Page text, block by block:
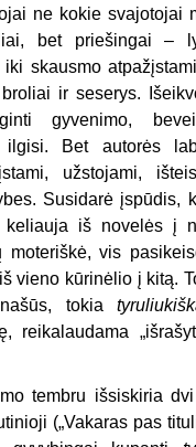
ne kokie svajotojai
bet priešingai –
iki skausmo
ir seserys.
gyvenimo,
ilgisi. Bet autorės
užstojami,
Susidarė įspūdis,
keliauja iš novelės į
moteriškė, vis
vieno kūrinėlio į kitą.
tokia
reikalaudama
tembru išsiskiria
(„Vakaras pas